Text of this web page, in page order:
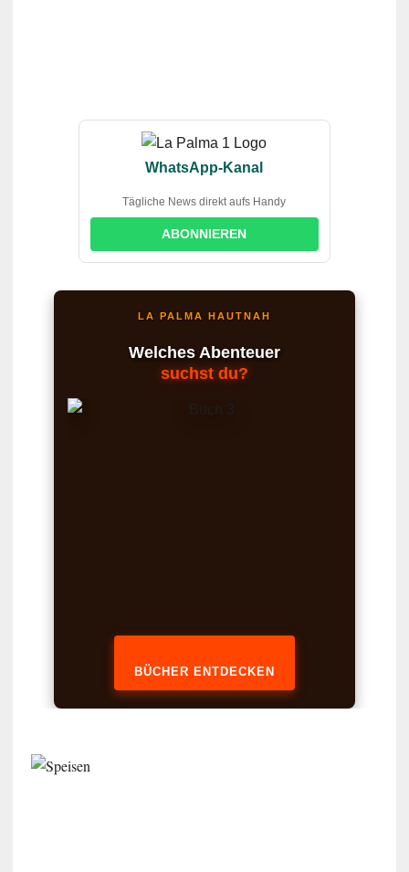
WhatsApp-Kanal
Tägliche News direkt aufs Handy
ABONNIEREN
LA PALMA HAUTNAH
Welches Abenteuer
suchst du?
BÜCHER ENTDECKEN